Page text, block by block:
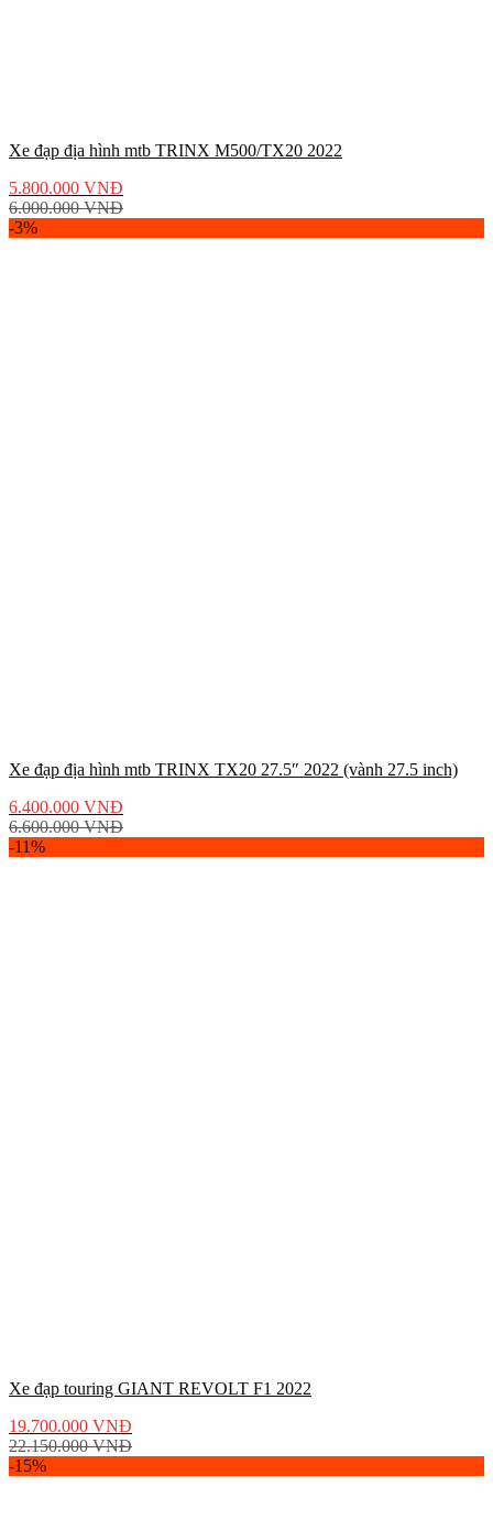
Xe đạp địa hình mtb TRINX M500/TX20 2022
5.800.000 VNĐ
6.000.000VNĐ
-3%
Xe đạp địa hình mtb TRINX TX20 27.5″ 2022 (vành 27.5 inch)
6.400.000 VNĐ
6.600.000VNĐ
-11%
Xe đạp touring GIANT REVOLT F1 2022
19.700.000 VNĐ
22.150.000VNĐ
-15%